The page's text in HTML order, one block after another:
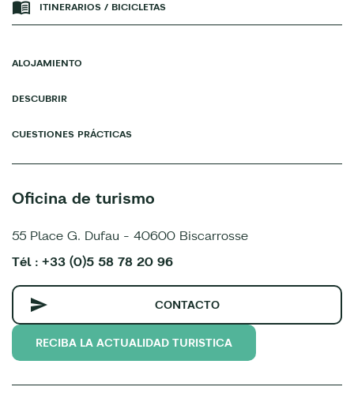
ITINERARIOS / BICICLETAS
ALOJAMIENTO
DESCUBRIR
CUESTIONES PRÁCTICAS
Oficina de turismo
55 Place G. Dufau - 40600 Biscarrosse
Tél : +33 (0)5 58 78 20 96
CONTACTO
RECIBA LA ACTUALIDAD TURISTICA